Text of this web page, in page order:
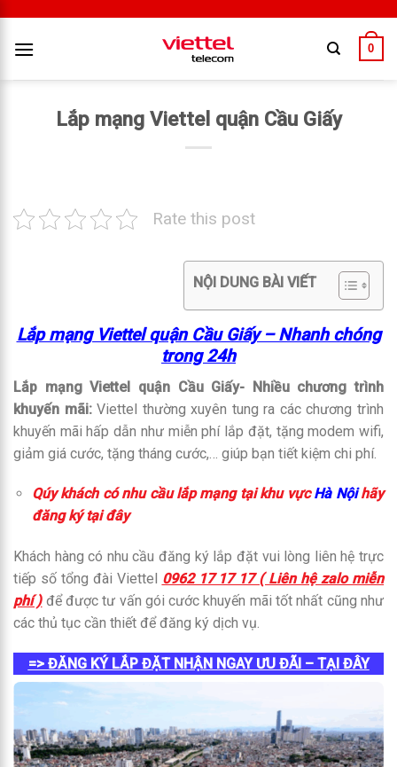
0
Lắp mạng Viettel quận Cầu Giấy
Rate this post
NỘI DUNG BÀI VIẾT
Lắp mạng Viettel quận Cầu Giấy – Nhanh chóng
trong 24h
Lắp mạng Viettel quận Cầu Giấy- Nhiều chương trình
khuyến mãi:Viettel thường xuyên tung ra các chương trình
khuyến mãi hấp dẫn như miễn phí lắp đặt, tặng modem wifi,
giảm giá cước, tặng tháng cước,… giúp bạn tiết kiệm chi phí.
Qúy khách có nhu cầu lắp mạng tại khu vựcHà Nộihãy
đăng ký tại đây
Khách hàng có nhu cầu đăng ký lắp đặt vui lòng liên hệ trực
tiếp số tổng đài Viettel 0962 17 17 17 ( Liên hệ zalo miễn
phí )để được tư vấn gói cước khuyến mãi tốt nhất cũng như
các thủ tục cần thiết để đăng ký dịch vụ.
=> ĐĂNG KÝ LẮP ĐẶT NHẬN NGAY ƯU ĐÃI – TẠI ĐÂY